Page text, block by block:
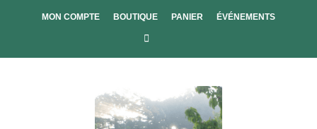
MON COMPTE BOUTIQUE PANIER ÉVÉNEMENTS